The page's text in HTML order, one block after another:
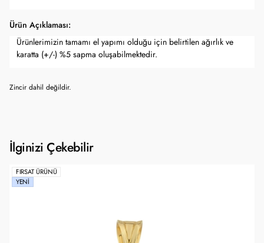
Ürün Açıklaması:
Ürünlerimizin tamamı el yapımı olduğu için belirtilen ağırlık ve
karatta (+/-) %5 sapma oluşabilmektedir.
Zincir dahil değildir.
İlginizi Çekebilir
FIRSAT ÜRÜNÜ
YENI